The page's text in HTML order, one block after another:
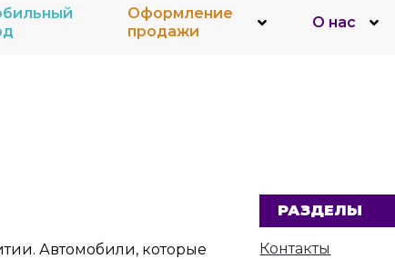
Оформление
продажи
О нас
Автомобили, которые
РАЗДЕЛЫ
Контакты